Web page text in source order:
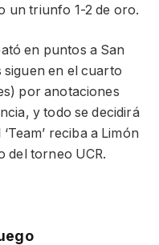
un triunfo 1-2 de oro.
en puntos a San
en el cuarto
por anotaciones
y todo se decidirá
reciba a Limón
del torneo UCR.